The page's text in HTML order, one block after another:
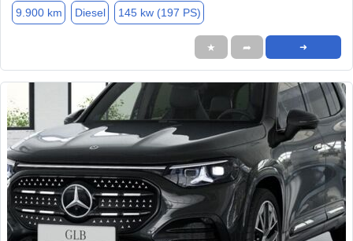
9.900 km Diesel 145 kw (197 PS)
★ ➦ ➜